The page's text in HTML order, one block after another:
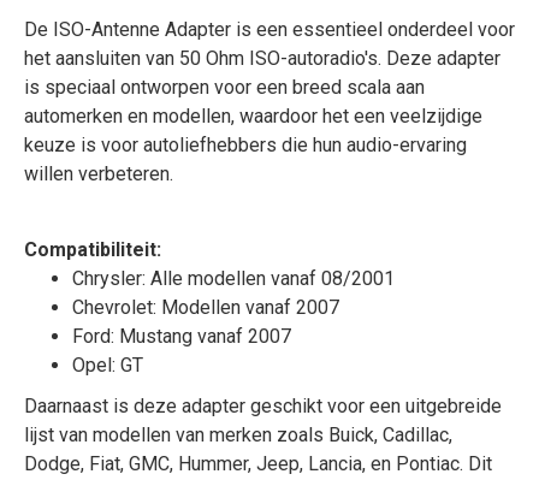
De ISO-Antenne Adapter is een essentieel onderdeel voor
het aansluiten van 50 Ohm ISO-autoradio's. Deze adapter
is speciaal ontworpen voor een breed scala aan
automerken en modellen, waardoor het een veelzijdige
keuze is voor autoliefhebbers die hun audio-ervaring
willen verbeteren.
Compatibiliteit:
Chrysler: Alle modellen vanaf 08/2001
Chevrolet: Modellen vanaf 2007
Ford: Mustang vanaf 2007
Opel: GT
Daarnaast is deze adapter geschikt voor een uitgebreide
lijst van modellen van merken zoals Buick, Cadillac,
Dodge, Fiat, GMC, Hummer, Jeep, Lancia, en Pontiac. Dit